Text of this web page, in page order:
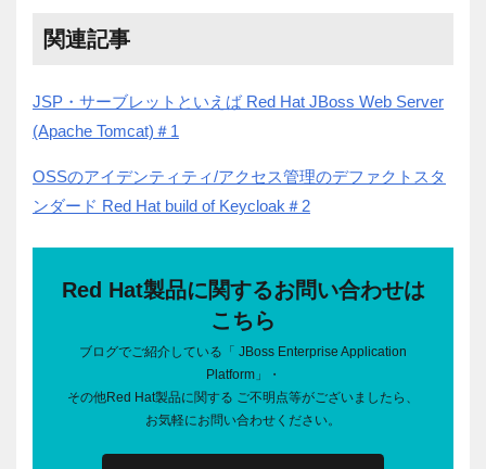
関連記事
JSP・サーブレットといえば Red Hat JBoss Web Server
(Apache Tomcat)＃1
OSSのアイデンティティ/アクセス管理のデファクトスタ
ンダード Red Hat build of Keycloak＃2
Red Hat製品に関するお問い合わせは
こちら
ブログでご紹介している「 JBoss Enterprise Application
Platform」・
その他Red Hat製品に関する ご不明点等がございましたら、
お気軽にお問い合わせください。